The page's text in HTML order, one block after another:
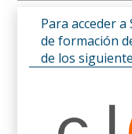
Para acceder
de formación
de los